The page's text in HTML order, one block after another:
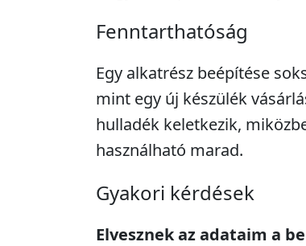
Fenntarthatóság
Egy alkatrész beépítése
mint egy új készülék
hulladék keletkezik,
használható marad.
Gyakori kérdések
Elvesznek az adataim a